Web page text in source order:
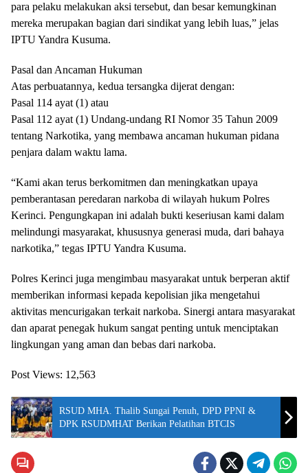
para pelaku melakukan aksi tersebut, dan besar kemungkinan
mereka merupakan bagian dari sindikat yang lebih luas,” jelas
IPTU Yandra Kusuma.
Pasal dan Ancaman Hukuman
Atas perbuatannya, kedua tersangka dijerat dengan:
Pasal 114 ayat (1) atau
Pasal 112 ayat (1) Undang-undang RI Nomor 35 Tahun 2009
tentang Narkotika, yang membawa ancaman hukuman pidana
penjara dalam waktu lama.
“Kami akan terus berkomitmen dan meningkatkan upaya
pemberantasan peredaran narkoba di wilayah hukum Polres
Kerinci. Pengungkapan ini adalah bukti keseriusan kami dalam
melindungi masyarakat, khususnya generasi muda, dari bahaya
narkotika,” tegas IPTU Yandra Kusuma.
Polres Kerinci juga mengimbau masyarakat untuk berperan aktif
memberikan informasi kepada kepolisian jika mengetahui
aktivitas mencurigakan terkait narkoba. Sinergi antara masyarakat
dan aparat penegak hukum sangat penting untuk menciptakan
lingkungan yang aman dan bebas dari narkoba.
Post Views: 12,563
RSUD MHA. Thalib Sungai Penuh, DPD PPNI &
DPK RSUDMHAT Berikan Pelatihan BTCIS